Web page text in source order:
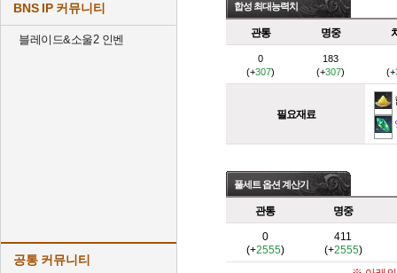
BNS IP 커뮤니티
블레이드&소울2 인벤
공통 커뮤니티
합성 최대능력치
관통 명중
0
(+307)
183
(+307) (+
필요재료
풀세트 옵션 계산기
관통 명중
0
(+2555)
411
(+2555)